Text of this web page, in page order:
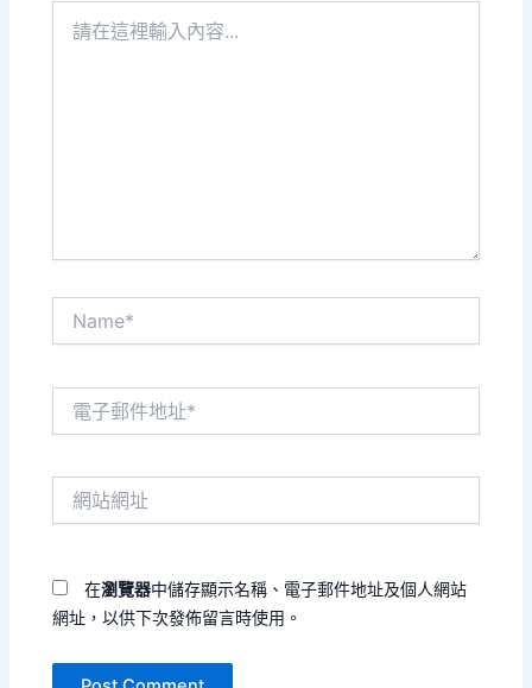
在瀏覽器中儲存顯示名稱、電子郵件地址及個人網站
網址，以供下次發佈留言時使用。